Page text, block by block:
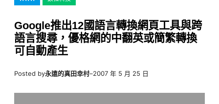
Google推出12國語言轉換網頁工具與跨
語言搜尋，優格網的中翻英或簡繁轉換
可自動產生
Posted by永遠的真田幸村–2007 年 5 月 25 日